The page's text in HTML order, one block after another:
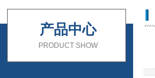
产品中心
PRODUCT SHOW